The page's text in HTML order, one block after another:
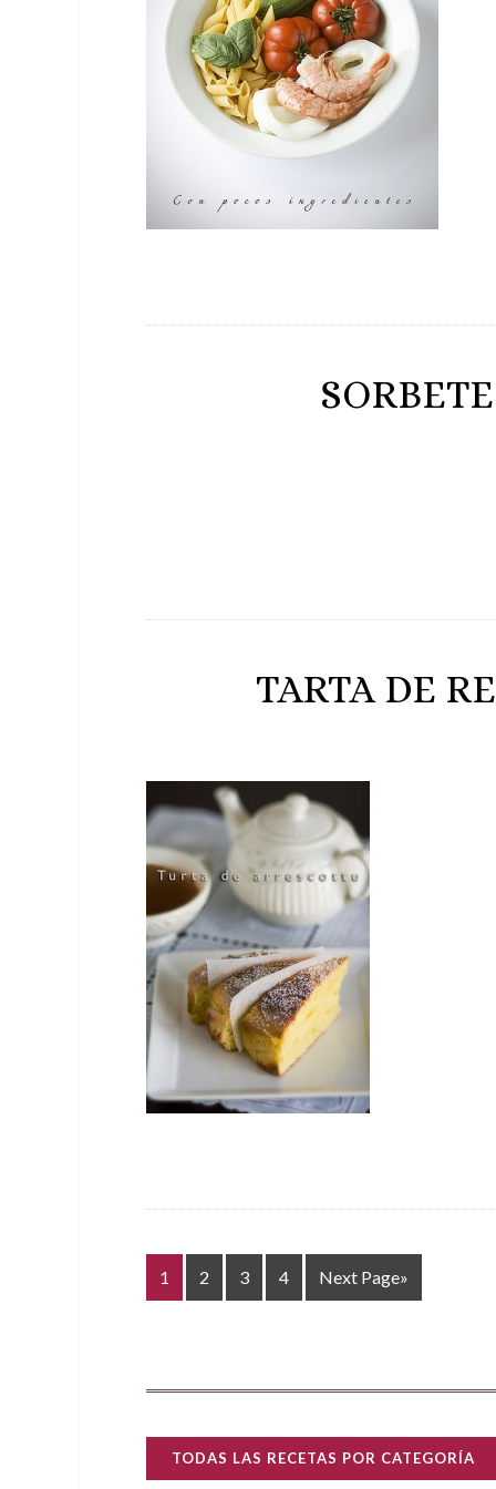
TARTA DE
1 2 3 4 Next Page»
TODAS LAS RECETAS POR CATEGORÍA